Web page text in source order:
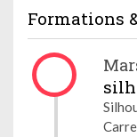
Formations